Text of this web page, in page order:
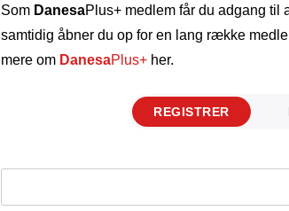
Som DanesaPlus+ medlem får du adgang til
samtidig åbner du op for en lang række
mere om DanesaPlus+ her.
REGISTRER